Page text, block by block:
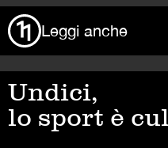
Leggi anche
Undici,
lo sport è